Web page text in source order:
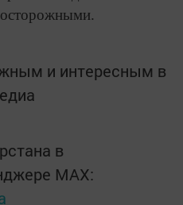
и интересным в
в
MАХ: